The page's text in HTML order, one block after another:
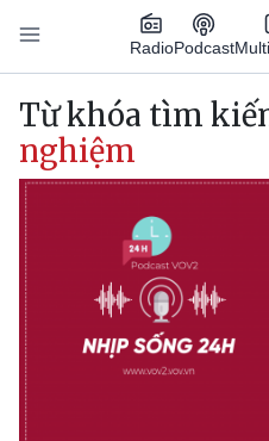
Nhảy đến nội dung
RadioPodcast
Main navigation
Từ khóa tìm
nghiệm